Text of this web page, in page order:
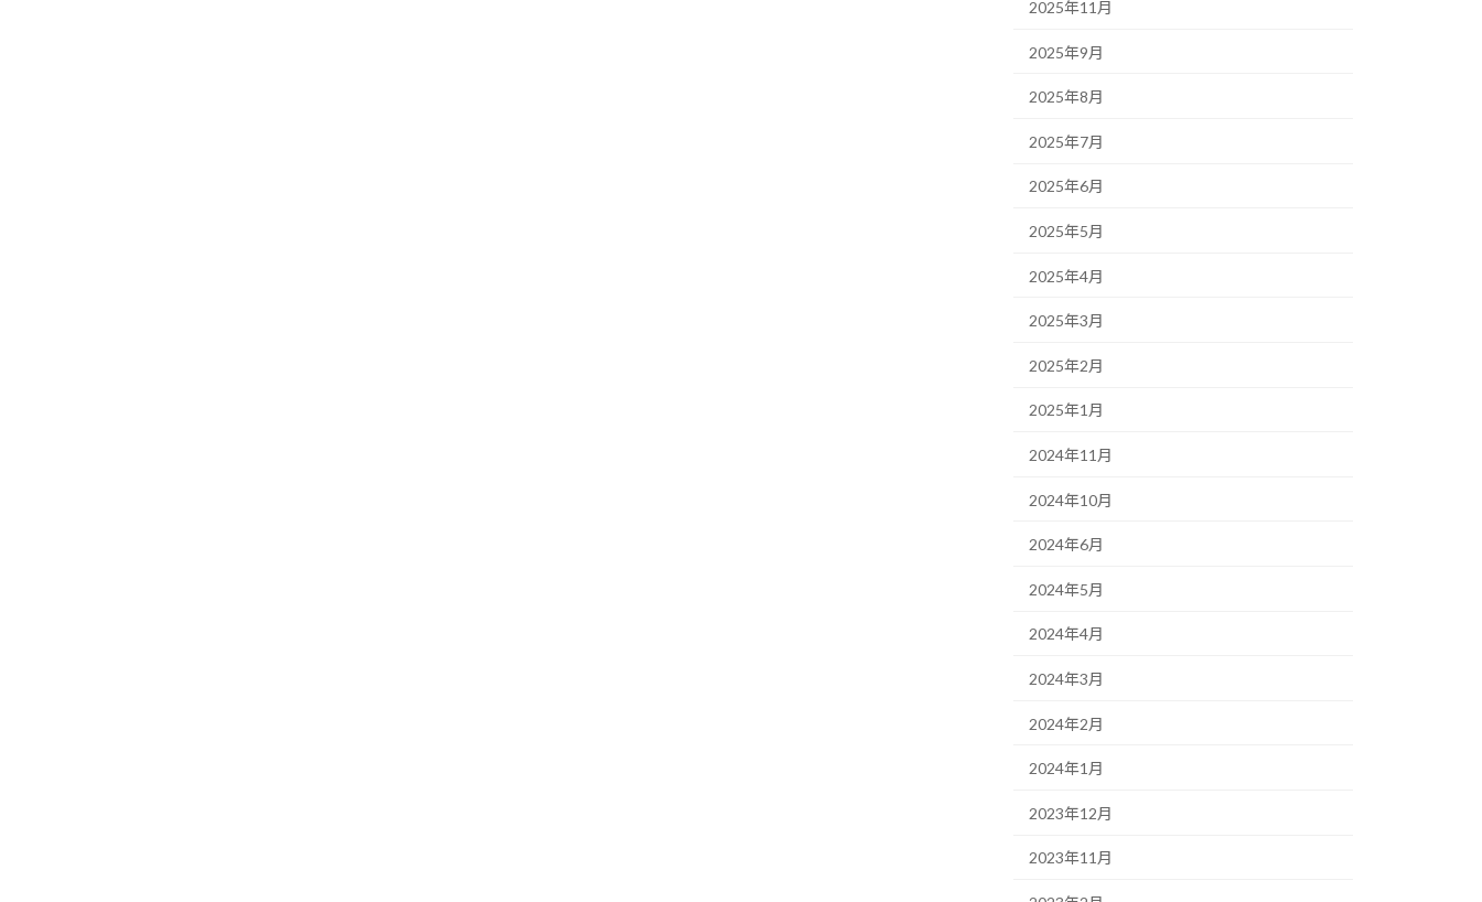
2025年11月
2025年9月
2025年8月
2025年7月
2025年6月
2025年5月
2025年4月
2025年3月
2025年2月
2025年1月
2024年11月
2024年10月
2024年6月
2024年5月
2024年4月
2024年3月
2024年2月
2024年1月
2023年12月
2023年11月